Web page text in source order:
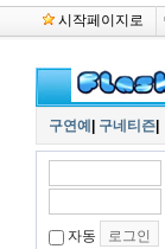
시작페이지로
구연예 구네티즌
자동